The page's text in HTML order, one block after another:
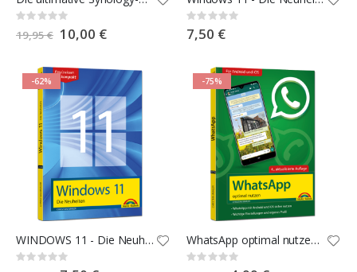
Rating:
0%
19,95 € Special
Price
10,00 €
Rating:
0%
7,50 €
-62%
WINDOWS 11 - Die Neuheiten
Rating:
-75%
WhatsApp optimal nutzen - 4. Auflage
Rating: